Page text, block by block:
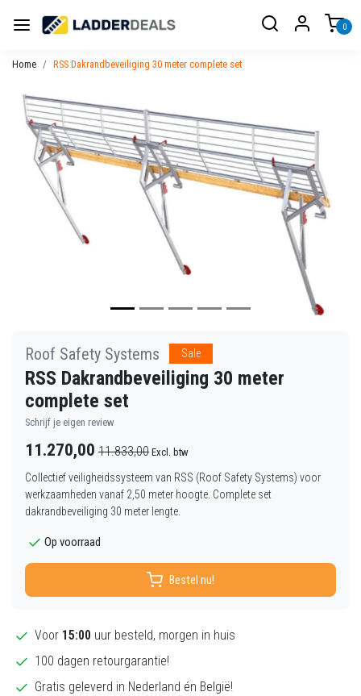
0
Home RSS Dakrandbeveiliging 30 meter complete set
Vorige
Roof Safety Systems Sale
RSS Dakrandbeveiliging 30 meter
complete set
Schrijf je eigen review
11.270,00 11.833,00 Excl. btw
Collectief veiligheidssysteem van RSS (Roof Safety Systems) voor
werkzaamheden vanaf 2,50 meter hoogte. Complete set
dakrandbeveiliging 30 meter lengte.
Op voorraad
Bestel nu!
Voor 15:00 uur besteld, morgen in huis
100 dagen retourgarantie!
Gratis geleverd in Nederland én België!